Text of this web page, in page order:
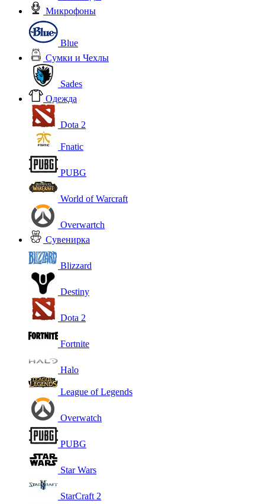
Микрофоны
Blue
Сумки и Чехлы
Sades
Одежда
Dota 2
Fnatic
PUBG
World of Warcraft
Overwartch
Сувенирка
Blizzard
Destiny
Dota 2
Fortnite
Halo
League of Legends
Overwatch
PUBG
Star Wars
StarCraft 2